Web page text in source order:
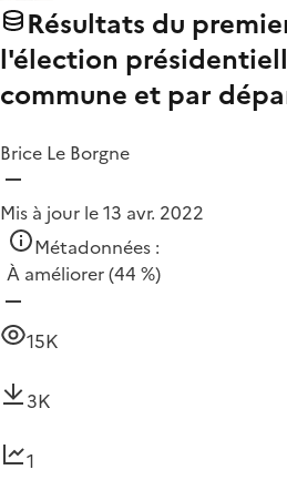
Résultats du
l'élection
commune et par
Brice Le Borgne
Mis à jour le 13 avr. 2022
Métadonnées :
À améliorer(44 %)
15K
3K
1